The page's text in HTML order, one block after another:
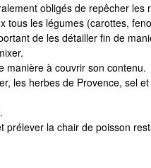
obligés de repêcher les
tous les légumes (carottes,
de les détailler fin de
manière à couvrir son contenu.
les herbes de Provence, sel
prélever la chair de poisson